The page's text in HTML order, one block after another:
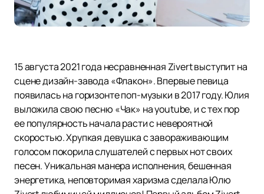
15 августа 2021 года несравненная Zivert выступит на
сцене дизайн-завода «Флакон». Впервые певица
появилась на горизонте поп-музыки в 2017 году. Юлия
выложила свою песню «Чак» на youtube, и с тех пор
ее популярность начала расти с невероятной
скоростью. Хрупкая девушка с завораживающим
голосом покорила слушателей с первых нот своих
песен. Уникальная манера исполнения, бешенная
энергетика, неповторимая харизма сделала Юлю